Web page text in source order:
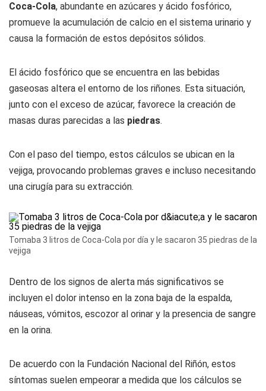
Coca-Cola, abundante en azúcares y ácido fosfórico,
promueve la acumulación de calcio en el sistema urinario y
causa la formación de estos depósitos sólidos.
El ácido fosfórico que se encuentra en las bebidas
gaseosas altera el entorno de los riñones. Esta situación,
junto con el exceso de azúcar, favorece la creación de
masas duras parecidas a las piedras.
Con el paso del tiempo, estos cálculos se ubican en la
vejiga, provocando problemas graves e incluso necesitando
una cirugía para su extracción.
Tomaba 3 litros de Coca-Cola por día y le sacaron 35 piedras de la
vejiga
Dentro de los signos de alerta más significativos se
incluyen el dolor intenso en la zona baja de la espalda,
náuseas, vómitos, escozor al orinar y la presencia de sangre
en la orina.
De acuerdo con la Fundación Nacional del Riñón, estos
síntomas suelen empeorar a medida que los cálculos se